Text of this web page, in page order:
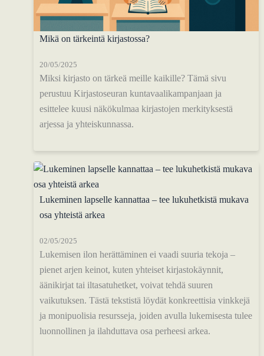
Mikä on tärkeintä kirjastossa?
20/05/2025
Miksi kirjasto on tärkeä meille kaikille? Tämä sivu
perustuu Kirjastoseuran kuntavaalikampanjaan ja
esittelee kuusi näkökulmaa kirjastojen merkityksestä
arjessa ja yhteiskunnassa.
Lukeminen lapselle kannattaa – tee lukuhetkistä mukava
osa yhteistä arkea
02/05/2025
Lukemisen ilon herättäminen ei vaadi suuria tekoja –
pienet arjen keinot, kuten yhteiset kirjastokäynnit,
äänikirjat tai iltasatuhetket, voivat tehdä suuren
vaikutuksen. Tästä tekstistä löydät konkreettisia vinkkejä
ja monipuolisia resursseja, joiden avulla lukemisesta tulee
luonnollinen ja ilahduttava osa perheesi arkea.